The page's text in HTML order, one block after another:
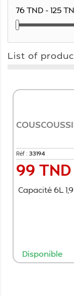
76 TND - 125
List of
Réf : 33194
Prix
99 TND
Capacité 6L
Disponible